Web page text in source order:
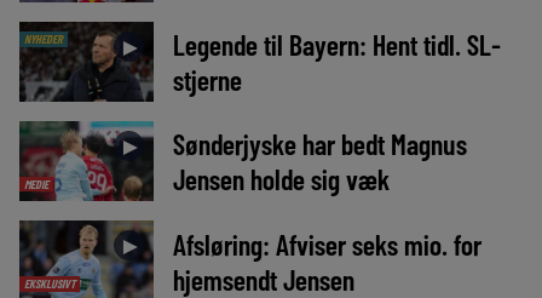
NYHEDER ►
Legende til Bayern: Hent tidl. SL-
stjerne
MEDIE
►
Sønderjyske har bedt Magnus
Jensen holde sig væk
EKSKLUSIVT
►
Afsløring: Afviser seks mio. for
hjemsendt Jensen